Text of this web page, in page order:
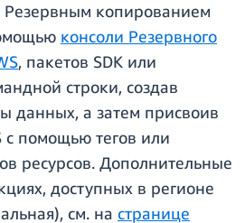
Резервным копированием
консоли Резервного
, пакетов SDK или
строки, создав
данных, а затем присвоив
с помощью тегов или
ресурсов. Дополнительные
доступных в регионе
см. на странице